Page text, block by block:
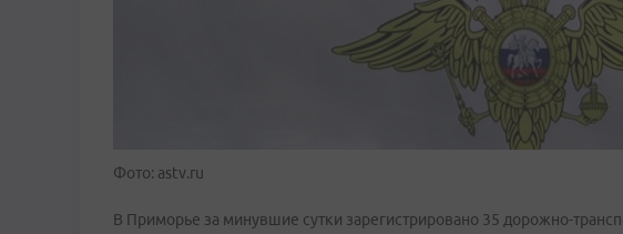
Фото: astv.ru
В Приморье за минувшие сутки зарегистрировано 35 дорожно-